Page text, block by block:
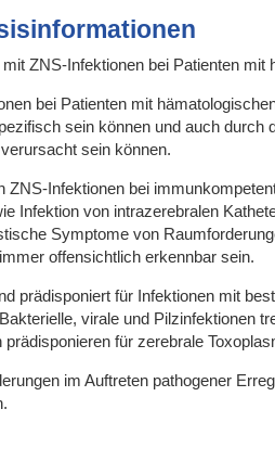
ZNS-Infektionen bei Patienten
bei Patienten mit
sein können und auch
sein können.
ZNS-Infektionen bei
Infektion von intrazerebralen
Symptome von
offensichtlich erkennbar sein.
prädisponiert für Infektionen mit
virale und Pilzinfektionen
für zerebrale
im Auftreten pathogener